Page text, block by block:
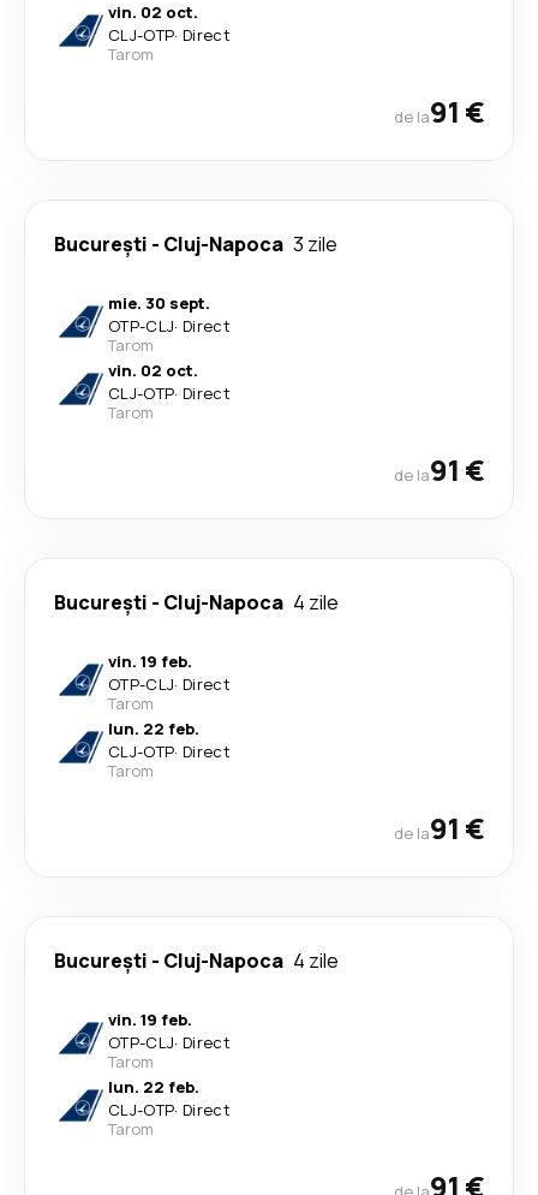
vin. 02 oct.
CLJ-OTP· Direct
Tarom
de la91 €
București - Cluj-Napoca 3 zile
mie. 30 sept.
OTP-CLJ· Direct
Tarom
vin. 02 oct.
CLJ-OTP· Direct
Tarom
de la91 €
București - Cluj-Napoca 4 zile
vin. 19 feb.
OTP-CLJ· Direct
Tarom
lun. 22 feb.
CLJ-OTP· Direct
Tarom
de la91 €
București - Cluj-Napoca 4 zile
vin. 19 feb.
OTP-CLJ· Direct
Tarom
lun. 22 feb.
CLJ-OTP· Direct
Tarom
91 €